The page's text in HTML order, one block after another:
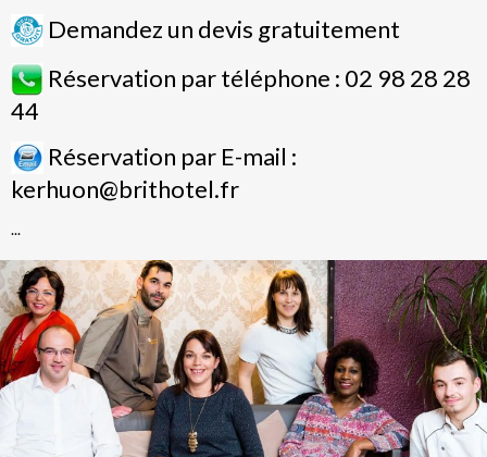
Demandez un devis gratuitement
Réservation par téléphone : 02 98 28 28
44
Réservation par E-mail :
kerhuon@brithotel.fr
...